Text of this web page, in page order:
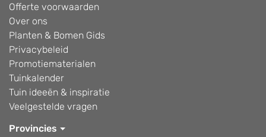
Offerte voorwaarden
Over ons
Planten & Bomen Gids
Privacybeleid
Promotiematerialen
Tuinkalender
Tuin ideeën & inspiratie
Veelgestelde vragen
Provincies